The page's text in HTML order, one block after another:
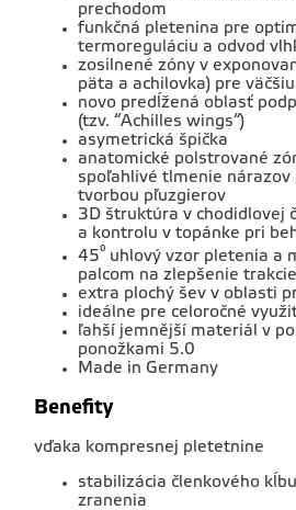
prechodom
funkčná pletenina pre
termoreguláciu a odvod
zosilnené zóny v
päta a achilovka) pre
novo predĺžená oblasť
(tzv. “Achilles wings“)
asymetrická špička
anatomické polstrované
spoľahlivé tlmenie nárazov
tvorbou pľuzgierov
3D štruktúra v chodidlovej
a kontrolu v topánke pri
45° uhlový vzor pletenia a
palcom na zlepšenie
extra plochý šev v oblasti
ideálne pre celoročné
ľahší jemnější materiál v
ponožkami 5.0
Made in Germany
Benefity
vďaka kompresnej pletetnine
stabilizácia členkového
zranenia